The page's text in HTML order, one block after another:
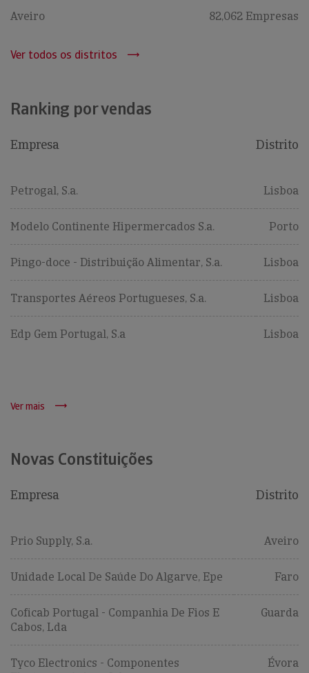
Aveiro 82,062 Empresas
Ver todos os distritos
Ranking por vendas
Empresa Distrito
Petrogal, S.a. Lisboa
Modelo Continente Hipermercados S.a. Porto
Pingo-doce - Distribuição Alimentar, S.a. Lisboa
Transportes Aéreos Portugueses, S.a. Lisboa
Edp Gem Portugal, S.a Lisboa
Ver mais
Novas Constituições
Empresa Distrito
Prio Supply, S.a. Aveiro
Unidade Local De Saúde Do Algarve, Epe Faro
Coficab Portugal - Companhia De Fios E
Cabos, Lda
Guarda
Tyco Electronics - Componentes
Évora